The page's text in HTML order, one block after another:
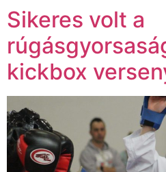
Sikeres volt a
kickbox